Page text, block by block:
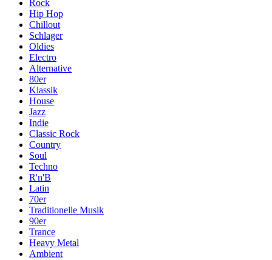
Rock
Hip Hop
Chillout
Schlager
Oldies
Electro
Alternative
80er
Klassik
House
Jazz
Indie
Classic Rock
Country
Soul
Techno
R'n'B
Latin
70er
Traditionelle Musik
90er
Trance
Heavy Metal
Ambient